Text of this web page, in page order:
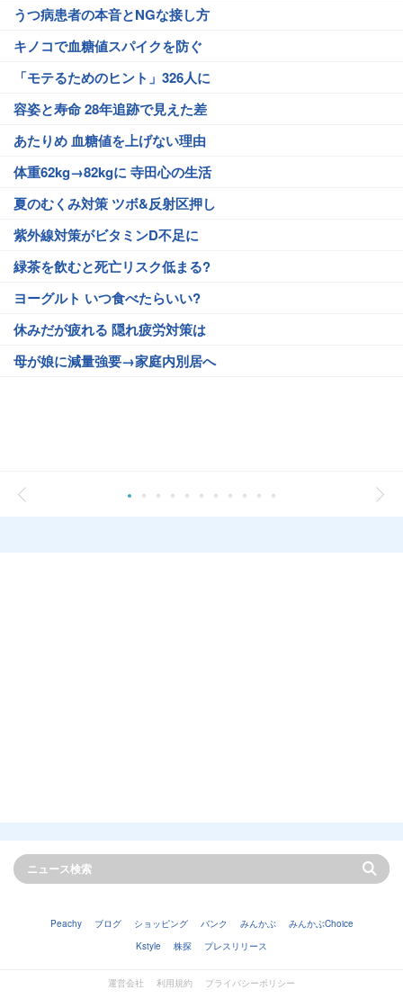
うつ病患者の本音とNGな接し方
キノコで血糖値スパイクを防ぐ
「モテるためのヒント」326人に
容姿と寿命 28年追跡で見えた差
あたりめ 血糖値を上げない理由
体重62kg→82kgに 寺田心の生活
夏のむくみ対策 ツボ&反射区押し
紫外線対策がビタミンD不足に
緑茶を飲むと死亡リスク低まる?
ヨーグルト いつ食べたらいい?
休みだが疲れる 隠れ疲労対策は
母が娘に減量強要→家庭内別居へ
Peachy ブログ ショッピング バンク みんかぶ
みんかぶChoice
Kstyle
株探 プレスリリース
運営会社 利用規約 プライバシーポリシー